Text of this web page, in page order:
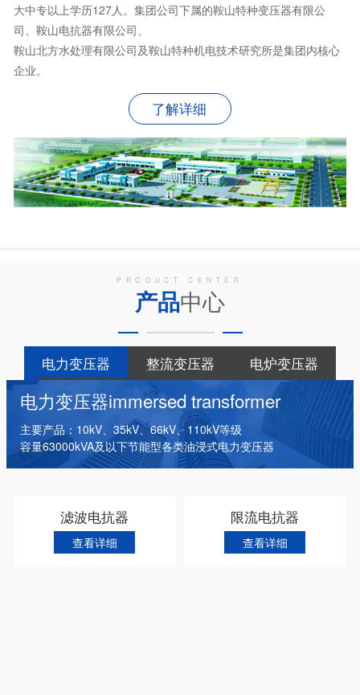
大中专以上学历127人。集团公司下属的鞍山特种变压器有限公
司、鞍山电抗器有限公司、
鞍山北方水处理有限公司及鞍山特种机电技术研究所是集团内核心
企业。
了解详细
PRODUCT CENTER
产品中心
电力变压器 整流变压器
电炉变压器
干式变压器
电抗器 箱式变电站
电力变压器immersed transformer
主要产品：10kV、35kV、66kV、110kV等级
容量63000kVA及以下节能型各类油浸式电力变压器
滤波电抗器
查看详细
限流电抗器
查看详细